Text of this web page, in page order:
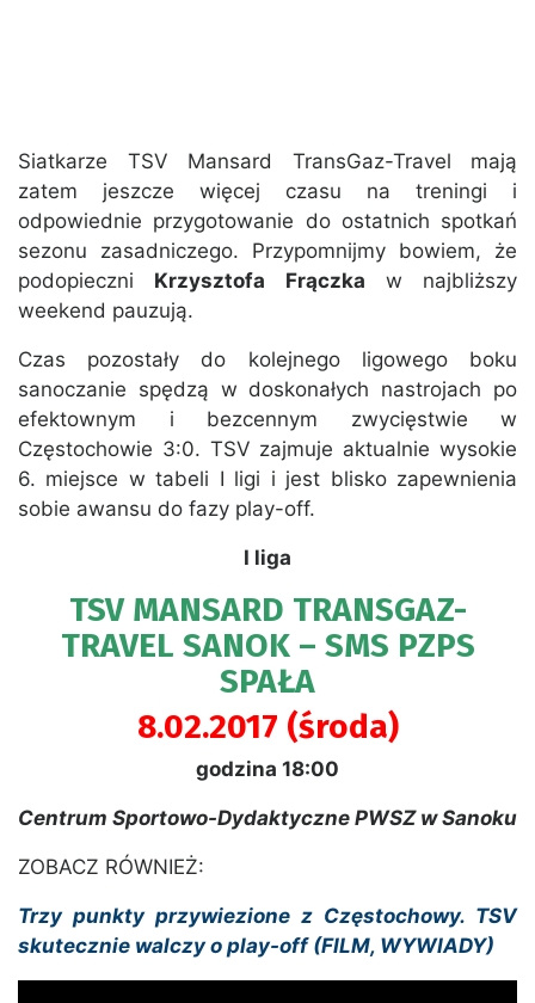
Siatkarze TSV Mansard TransGaz-Travel mają
zatem jeszcze więcej czasu na treningi i
odpowiednie przygotowanie do ostatnich spotkań
sezonu zasadniczego. Przypomnijmy bowiem, że
podopieczni Krzysztofa Frączka w najbliższy
weekend pauzują.
Czas pozostały do kolejnego ligowego boku
sanoczanie spędzą w doskonałych nastrojach po
efektownym i bezcennym zwycięstwie w
Częstochowie 3:0. TSV zajmuje aktualnie wysokie
6. miejsce w tabeli I ligi i jest blisko zapewnienia
sobie awansu do fazy play-off.
I liga
TSV MANSARD TRANSGAZ-
TRAVEL SANOK – SMS PZPS
SPAŁA
8.02.2017 (środa)
godzina 18:00
Centrum Sportowo-Dydaktyczne PWSZ w Sanoku
ZOBACZ RÓWNIEŻ:
Trzy punkty przywiezione z Częstochowy. TSV
skutecznie walczy o play-off (FILM, WYWIADY)